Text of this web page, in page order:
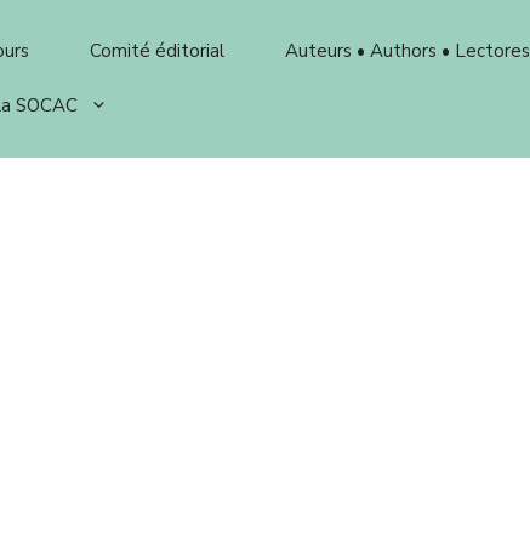
Comité éditorial Auteurs • Authors • Lectores
SOCAC